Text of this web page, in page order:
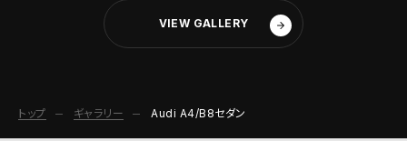
VIEW GALLERY
トップ ギャラリー Audi A4/B8セダン